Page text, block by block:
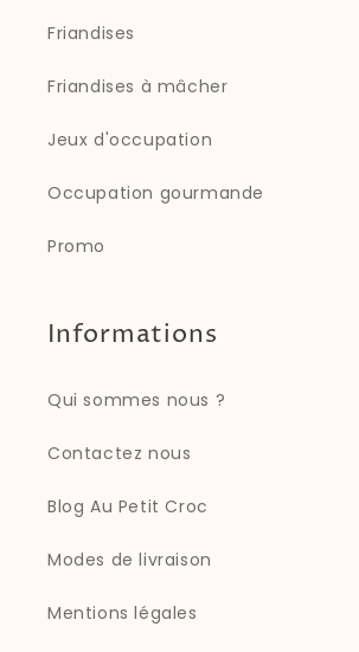
Friandises
Friandises à mâcher
Jeux d'occupation
Occupation gourmande
Promo
Informations
Qui sommes nous ?
Contactez nous
Blog Au Petit Croc
Modes de livraison
Mentions légales